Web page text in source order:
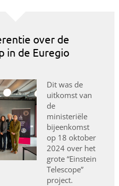
over de
in de Euregio
Dit was de
uitkomst van
de
ministeriële
bijeenkomst
op 18 oktober
2024 over het
grote “Einstein
Telescope”
project.